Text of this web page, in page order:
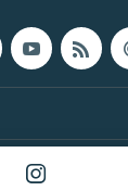
© 2026